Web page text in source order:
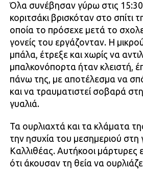
Όλα συνέβησαν γύρω στις
κοριτσάκι βρισκόταν στο σπίτι
οποία το πρόσεχε μετά το
γονείς του εργάζονταν. Η
μπάλα, έτρεξε και χωρίς να
μπαλκονόπορτα ήταν κλειστή,
πάνω της, με αποτέλεσμα να
και να τραυματιστεί σοβαρά
γυαλιά.
Τα ουρλιαχτά και τα κλάματα
την ησυχία του μεσημεριού στη
Καλλιθέας. Αυτήκοοι μάρτυρες
ότι άκουσαν τη θεία να